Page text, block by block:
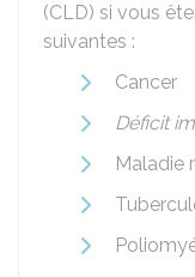
(CLD) si vous
suivantes :
Cancer
Déficit
Maladie